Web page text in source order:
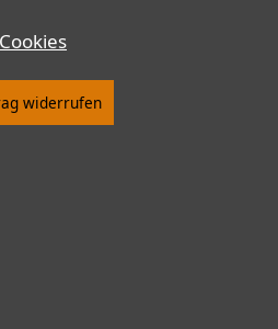
Cookies
widerrufen